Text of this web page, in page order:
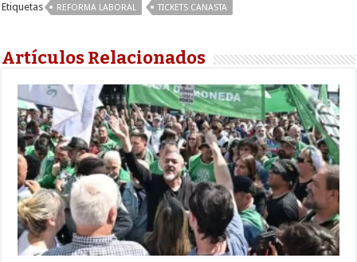
Etiquetas REFORMA LABORAL TICKETS CANASTA
Artículos Relacionados